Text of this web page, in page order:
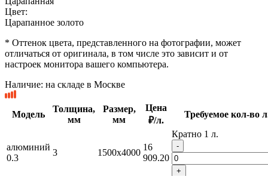
Цвет:
Царапанное золото
* Оттенок цвета, представленного на фотографии, может
отличаться от оригинала, в том числе это зависит и от
настроек монитора вашего компьютера.
Наличие: на складе в Москве
Модель
Толщина,
мм
Размер,
мм
Цена
₽/л.
Требуемое кол-во
алюминий
0.3
3 1500x4000
16
909.20
Кратно 1 л.
-
+